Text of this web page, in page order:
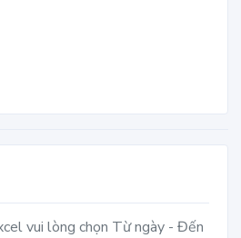
vui lòng chọn Từ ngày - Đến